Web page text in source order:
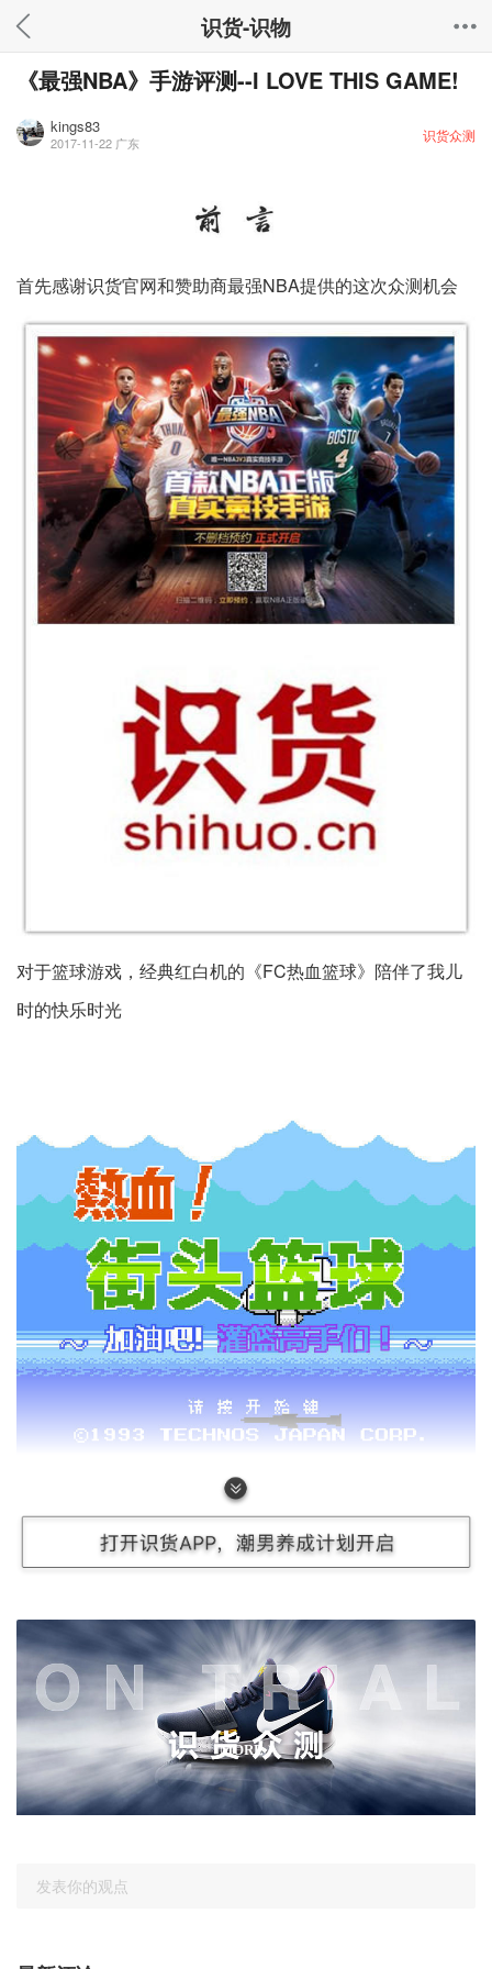
识货-识物
《最强NBA》手游评测--I LOVE THIS GAME!
kings83
2017-11-22 广东 识货众测
首先感谢识货官网和赞助商最强NBA提供的这次众测机会
对于篮球游戏，经典红白机的《FC热血篮球》陪伴了我儿
时的快乐时光
识货众测
MORE
发表你的观点